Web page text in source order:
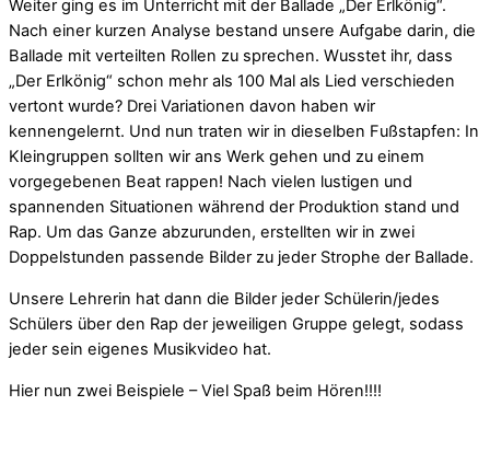
Weiter ging es im Unterricht mit der Ballade „Der Erlkönig“.
Nach einer kurzen Analyse bestand unsere Aufgabe darin, die
Ballade mit verteilten Rollen zu sprechen. Wusstet ihr, dass
„Der Erlkönig“ schon mehr als 100 Mal als Lied verschieden
vertont wurde? Drei Variationen davon haben wir
kennengelernt. Und nun traten wir in dieselben Fußstapfen: In
Kleingruppen sollten wir ans Werk gehen und zu einem
vorgegebenen Beat rappen! Nach vielen lustigen und
spannenden Situationen während der Produktion stand und
Rap. Um das Ganze abzurunden, erstellten wir in zwei
Doppelstunden passende Bilder zu jeder Strophe der Ballade.
Unsere Lehrerin hat dann die Bilder jeder Schülerin/jedes
Schülers über den Rap der jeweiligen Gruppe gelegt, sodass
jeder sein eigenes Musikvideo hat.
Hier nun zwei Beispiele – Viel Spaß beim Hören!!!!